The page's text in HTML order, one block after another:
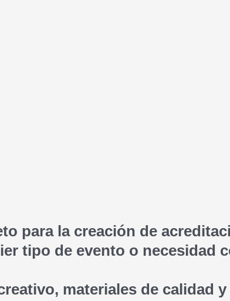
para la creación de
tipo de evento o necesidad
materiales de calidad